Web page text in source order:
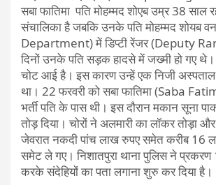
सबा फातिमा पति मोहम्मद शोएब उम्र 38 साल
संचालिका है जबकि उनके पति मोहम्मद शोयब
Department) में डिप्टी रेंजर (Deputy
दिनों उनके पति सड़क हादसे में जख्मी हो गए
चोट आई है। इस कारण उन्हें एक निजी अस्पताल
था। 22 फरवरी को सबा फातिमा (Saba
भर्ती पति के पास थी। इस दौरान मकान सूना
तोड़ दिया। चोरों ने अलमारी का लॉकर तोड़ा
जेवरात नकदी पांच लाख रुपए समेत करीब 16
समेट ले गए। निशातपुरा थाना पुलिस ने
करके संदेहियों का पता लगाना शुरु कर दिया है।